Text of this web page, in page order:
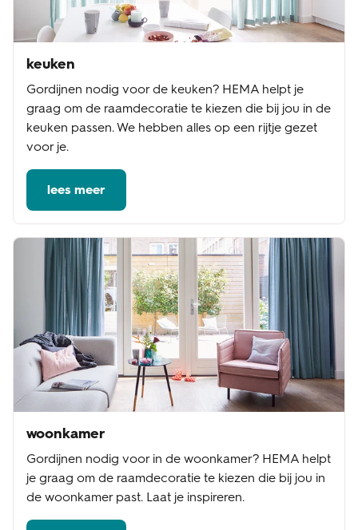
keuken
Gordijnen nodig voor de keuken? HEMA helpt je
graag om de raamdecoratie te kiezen die bij jou in de
keuken passen. We hebben alles op een rijtje gezet
voor je.
lees meer
woonkamer
Gordijnen nodig voor in de woonkamer? HEMA helpt
je graag om de raamdecoratie te kiezen die bij jou in
de woonkamer past. Laat je inspireren.